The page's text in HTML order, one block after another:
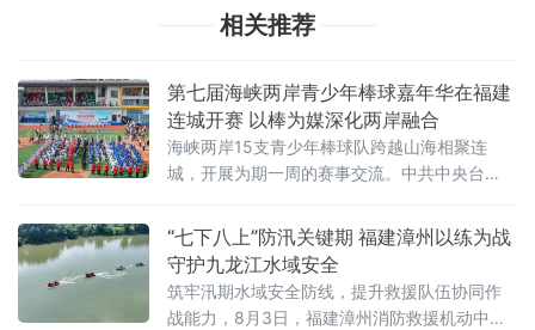
相关推荐
第七届海峡两岸青少年棒球嘉年华在福建
连城开赛 以棒为媒深化两岸融合
海峡两岸15支青少年棒球队跨越山海相聚连
城，开展为期一周的赛事交流。中共中央台
副省长江尔雄，中国
“七下八上”防汛关键期 福建漳州以练为战
守护九龙江水域安全
筑牢汛期水域安全防线，提升救援队伍协同作
战能力，8月3日，福建漳州消防救援机动中队